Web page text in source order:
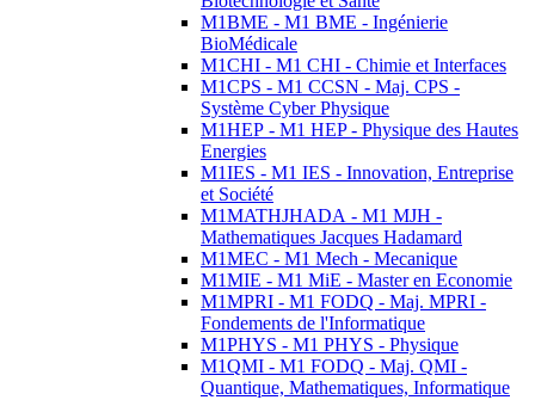
M1BME - M1 BME - Ingénierie
BioMédicale
M1CHI - M1 CHI - Chimie et Interfaces
M1CPS - M1 CCSN - Maj. CPS -
Système Cyber Physique
M1HEP - M1 HEP - Physique des Hautes
Energies
M1IES - M1 IES - Innovation, Entreprise
et Société
M1MATHJHADA - M1 MJH -
Mathematiques Jacques Hadamard
M1MEC - M1 Mech - Mecanique
M1MIE - M1 MiE - Master en Economie
M1MPRI - M1 FODQ - Maj. MPRI -
Fondements de l'Informatique
M1PHYS - M1 PHYS - Physique
M1QMI - M1 FODQ - Maj. QMI -
Quantique, Mathematiques, Informatique